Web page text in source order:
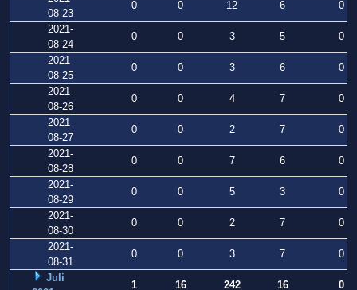
08-23
0 0 12 6
0
2021-
08-24
0 0 3 5
0
2021-
08-25
0 0 3 6
0
2021-
08-26
0 0 4 7
0
2021-
08-27
0 0 2 7
0
2021-
08-28
0 0 7 6
0
2021-
08-29
0 0 5 3
0
2021-
08-30
0 0 2 7
0
2021-
08-31
0 0 3 7
0
Juli
1 16 242 16
0